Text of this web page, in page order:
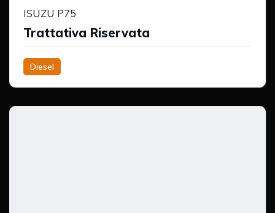
ISUZU P75
Trattativa Riservata
Diesel